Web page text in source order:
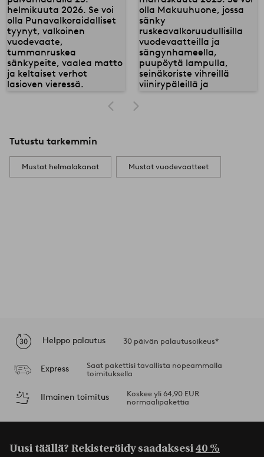
Tutustu tarkemmin
Mustat helmalakanat Mustat vuodevaatteet
Helppo palautus 30 päivän palautusoikeus*
Express
Saat pakettisi tavallista nopeammalla
toimituksella
Ilmainen toimitus
Koskee yli 64,90 EUR
normaalipakettia
Uusi täällä? Rekisteröidy saadaksesi40 %